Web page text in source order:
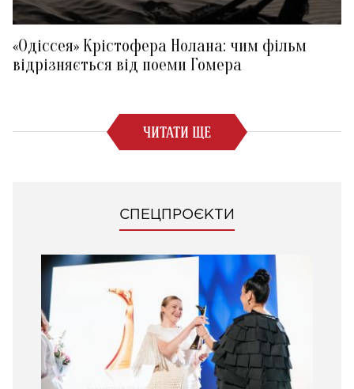
«Одіссея» Крістофера Нолана: чим фільм
відрізняється від поеми Гомера
ЧИТАТИ ЩЕ
СПЕЦПРОЄКТИ